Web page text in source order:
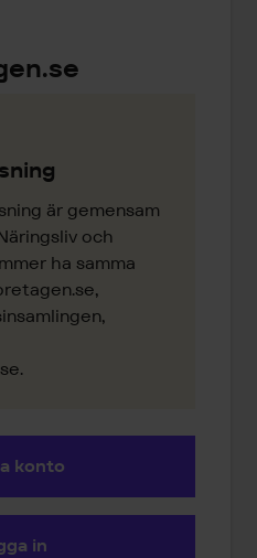
är gemensam
och
ha samma
konto
in